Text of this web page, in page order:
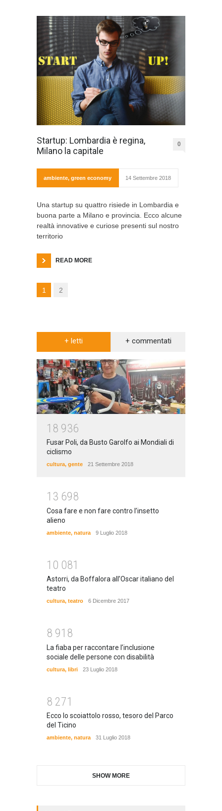
Startup: Lombardia è regina,
Milano la capitale
0
ambiente, green economy 14 Settembre 2018
Una startup su quattro risiede in Lombardia e
buona parte a Milano e provincia. Ecco alcune
realtà innovative e curiose presenti sul nostro
territorio
READ MORE
1 2
+ letti + commentati
1 8 936
Fusar Poli, da Busto Garolfo ai Mondiali di
ciclismo
cultura, gente 21 Settembre 2018
1 3 698
Cosa fare e non fare contro l’insetto
alieno
ambiente, natura 9 Luglio 2018
1 0 081
Astorri, da Boffalora all’Oscar italiano del
teatro
cultura, teatro 6 Dicembre 2017
8 91 8
La fiaba per raccontare l’inclusione
sociale delle persone con disabilità
cultura, libri 23 Luglio 2018
8 271
Ecco lo scoiattolo rosso, tesoro del Parco
del Ticino
ambiente, natura 31 Luglio 2018
SHOW MORE